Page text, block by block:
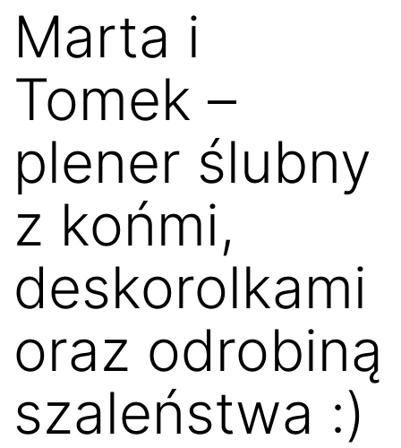
Marta i
Tomek –
plener ślubny
z końmi,
deskorolkami
oraz odrobiną
szaleństwa :)